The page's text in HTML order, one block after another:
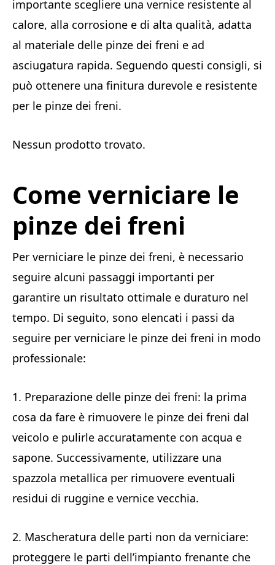
importante scegliere una vernice resistente al
calore, alla corrosione e di alta qualità, adatta
al materiale delle pinze dei freni e ad
asciugatura rapida. Seguendo questi consigli, si
può ottenere una finitura durevole e resistente
per le pinze dei freni.
Nessun prodotto trovato.
Come verniciare le
pinze dei freni
Per verniciare le pinze dei freni, è necessario
seguire alcuni passaggi importanti per
garantire un risultato ottimale e duraturo nel
tempo. Di seguito, sono elencati i passi da
seguire per verniciare le pinze dei freni in modo
professionale:
1. Preparazione delle pinze dei freni: la prima
cosa da fare è rimuovere le pinze dei freni dal
veicolo e pulirle accuratamente con acqua e
sapone. Successivamente, utilizzare una
spazzola metallica per rimuovere eventuali
residui di ruggine e vernice vecchia.
2. Mascheratura delle parti non da verniciare:
proteggere le parti dell’impianto frenante che